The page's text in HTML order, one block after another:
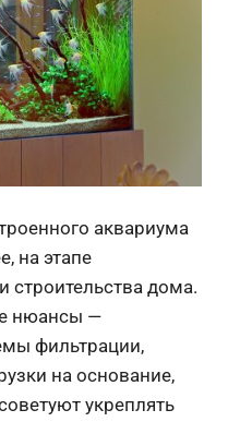
аквариума
на этапе
строительства дома.
нюансы —
фильтрации,
на основание,
укреплять